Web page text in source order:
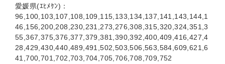
愛媛県(ｴﾋﾒｹﾝ)：
96,100,103,107,108,109,115,133,134,137,141,143,144,1
46,156,200,208,230,231,273,276,308,315,320,324,351,3
55,367,375,376,377,379,381,390,392,400,409,416,427,4
28,429,430,440,489,491,502,503,506,563,584,609,621,6
41,700,701,702,703,704,705,706,708,709,752